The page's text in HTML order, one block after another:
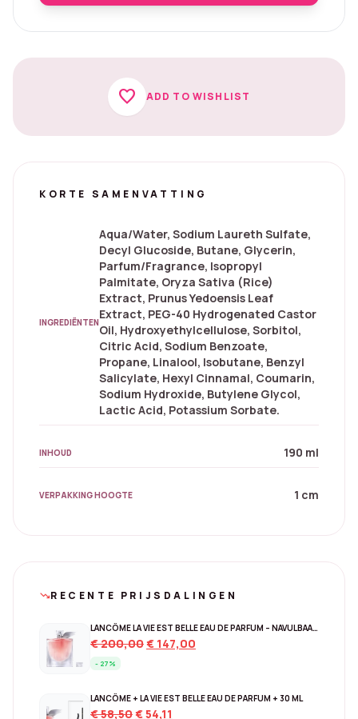
favorite ADD TO WISHLIST
KORTE SAMENVATTING
INGREDIËNTEN
Aqua/Water, Sodium Laureth Sulfate,
Decyl Glucoside, Butane, Glycerin,
Parfum/Fragrance, Isopropyl
Palmitate, Oryza Sativa (Rice)
Extract, Prunus Yedoensis Leaf
Extract, PEG-40 Hydrogenated Castor
Oil, Hydroxyethylcellulose, Sorbitol,
Citric Acid, Sodium Benzoate,
Propane, Linalool, Isobutane, Benzyl
Salicylate, Hexyl Cinnamal, Coumarin,
Sodium Hydroxide, Butylene Glycol,
Lactic Acid, Potassium Sorbate.
INHOUD 190 ml
VERPAKKING HOOGTE 1 cm
trending_downRECENTE PRIJSDALINGEN
LANCÔME LA VIE EST BELLE EAU DE PARFUM – NAVULBAAR 150 ML
€200,00Original
€ 147,00
- 27%
LANCÔME + LA VIE EST BELLE EAU DE PARFUM + 30 ML
€58,50Original
€54,11